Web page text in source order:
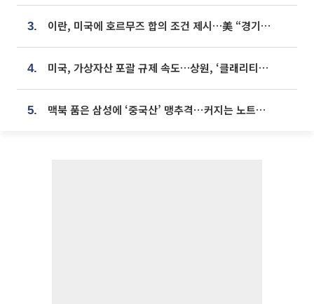
3. 이란, 미국에 호르무즈 합의 조건 제시…美 “경기 아직 안 끝나” [종합]
4. 미국, 가상자산 포괄 규제 속도…상원, ‘클래리티법’ 9월 절차투표 추진
5. 맥북 품은 삼성에 ‘중국산’ 맹추격⋯커지는 노트북 OLED 시장